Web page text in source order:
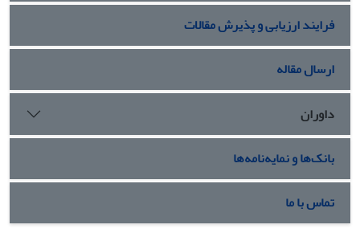
فرایند ارزیابی و پذیرش مقالات
ارسال مقاله
داوران
بانک‌ها و نمایه‌نامه‌ها
تماس با ما